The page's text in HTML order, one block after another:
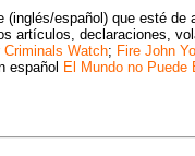
español) que esté
artículos, declaraciones,
Criminals Watch; Fire John
español El Mundo no Puede